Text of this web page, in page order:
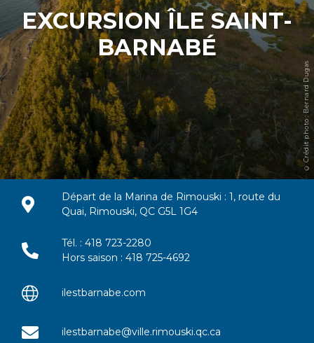
EXCURSION ÎLE SAINT-
BARNABÉ
© Crédit photo : Bernard Dugas
Départ de la Marina de Rimouski : 1, route du
Quai, Rimouski, QC G5L 1G4
Tél. : 418 723-2280
Hors saison : 418 725-4692
ilestbarnabe.com
ilestbarnabe@ville.rimouski.qc.ca